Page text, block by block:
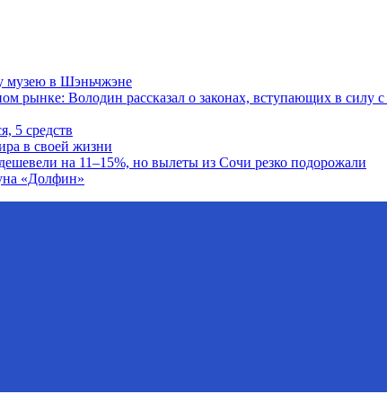
музею в Шэньчжэне
рынке: Володин рассказал о законах, вступающих в силу с
5 средств
в своей жизни
на 11–15%, но вылеты из Сочи резко подорожали
«Долфин»